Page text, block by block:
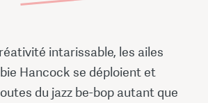
intarissable, les ailes
Hancock se déploient et
du jazz be-bop autant que